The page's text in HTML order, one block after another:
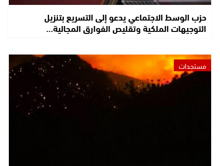
حزب الوسط الاجتماعي يدعو إلى التسريع بتنزيل
التوجيهات الملكية وتقليص الفوارق المجالية…
مستجدات